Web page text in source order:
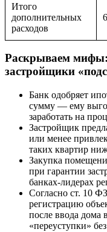
Итого
дополнительных
расходов
Раскрываем
застройщики
Банк одобряет
сумму — ему
заработать на
Застройщик
или менее
таких квартир
Закупка
при гарантии
банках-лидерах
Согласно ст. 10
регистрацию
после ввода
«переуступки»